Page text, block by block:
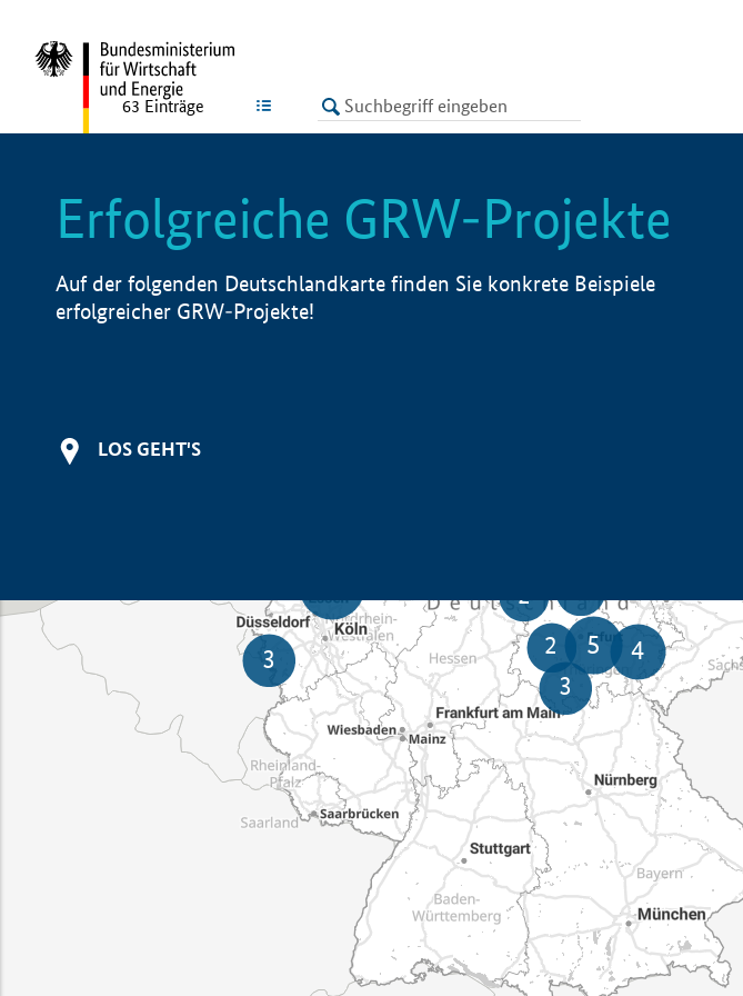
LISTE
63 Einträge
Erfolgreiche GRW-Projekte
Auf der folgenden Deutschlandkarte finden Sie konkrete Beispiele
erfolgreicher GRW-Projekte!
LOS GEHT'S